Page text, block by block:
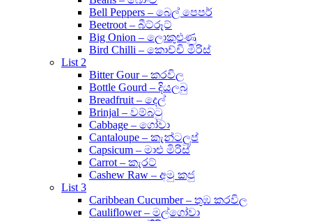
Bell Peppers – බෙල් පෙපර්
Beetroot – බීට්රූට්
Big Onion – ලොකුළුණු
Bird Chilli – කොච්චි මිරිස්
List 2
Bitter Gour – කරවිල
Bottle Gourd – දියලබු
Breadfruit – දෙල්
Brinjal – වම්බටු
Cabbage – ගෝවා
Cantaloupe – කැන්ටලූප්
Capsicum – මාළු මිරිස්
Carrot – කැරට්
Cashew Raw – අමු කජු
List 3
Caribbean Cucumber – තුඹ කරවිල
Cauliflower – මල්ගෝවා